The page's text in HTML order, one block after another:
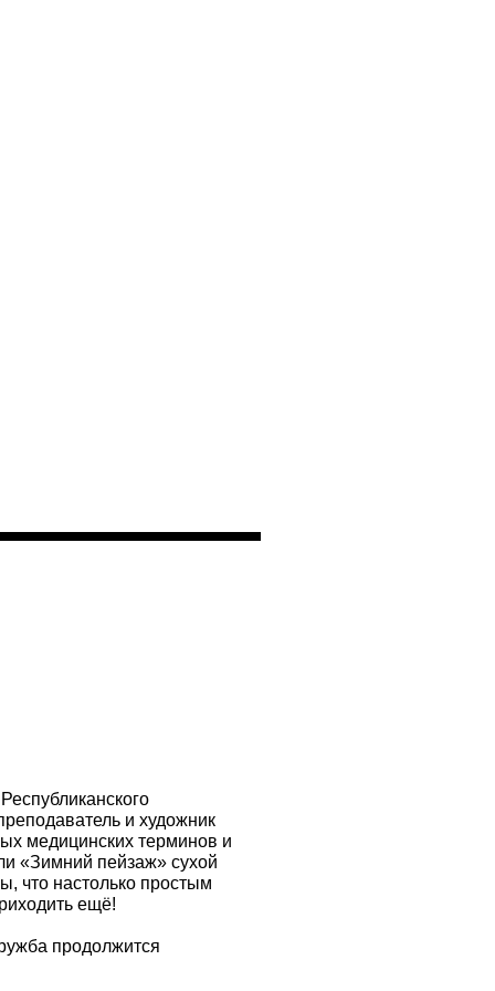
и художник
медицинских терминов и
«Зимний пейзаж» сухой
что настолько простым
ещё!
продолжится